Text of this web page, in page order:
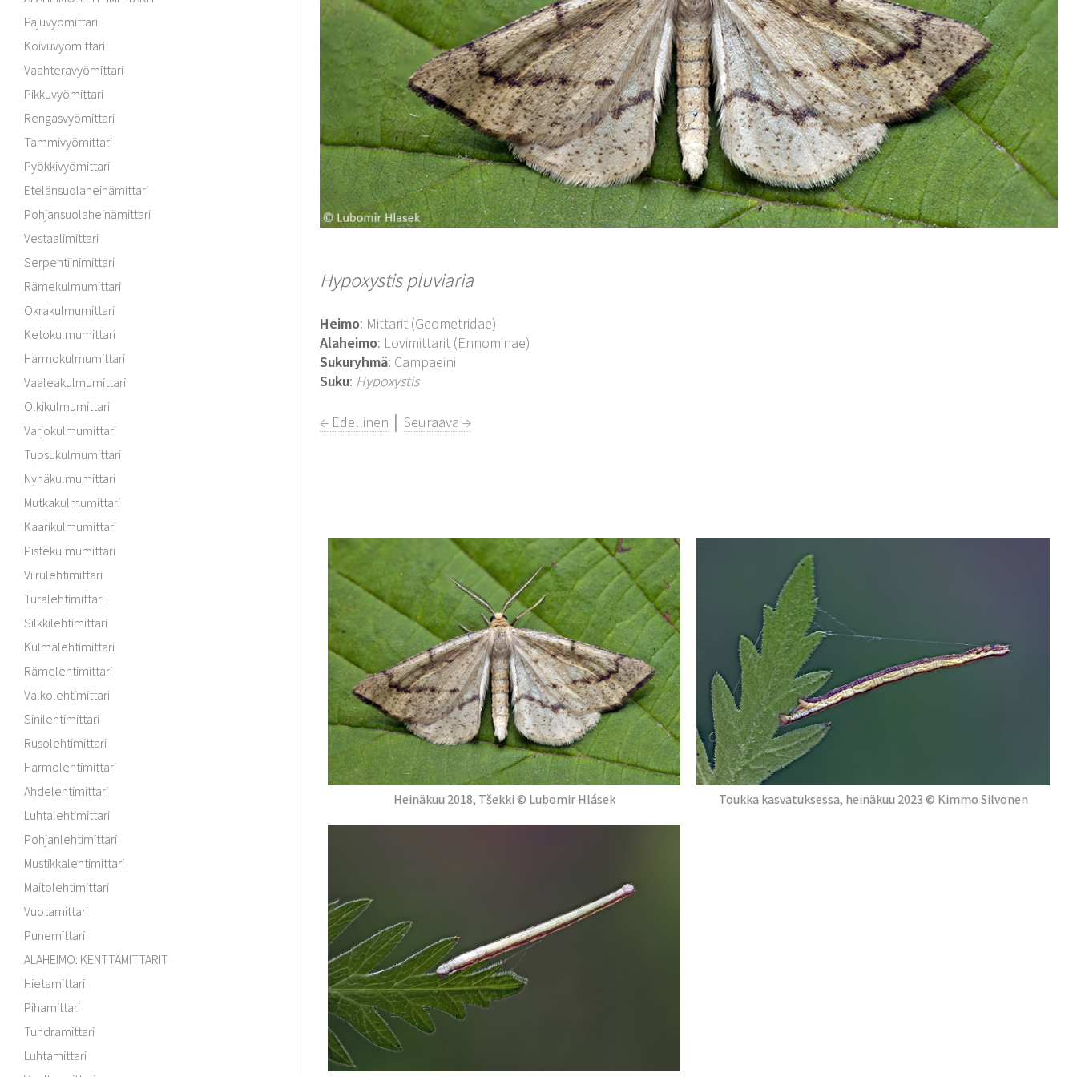
Pajuvyömittari
Koivuvyömittari
Vaahteravyömittari
Pikkuvyömittari
Rengasvyömittari
Tammivyömittari
Pyökkivyömittari
Etelänsuolaheinämittari
Pohjansuolaheinämittari
Vestaalimittari
Serpentiinimittari
Rämekulmumittari
Okrakulmumittari
Ketokulmumittari
Harmokulmumittari
Vaaleakulmumittari
Olkikulmumittari
Varjokulmumittari
Tupsukulmumittari
Nyhäkulmumittari
Mutkakulmumittari
Kaarikulmumittari
Pistekulmumittari
Viirulehtimittari
Turalehtimittari
Silkkilehtimittari
Kulmalehtimittari
Rämelehtimittari
Valkolehtimittari
Sinilehtimittari
Rusolehtimittari
Harmolehtimittari
Ahdelehtimittari
Luhtalehtimittari
Pohjanlehtimittari
Mustikkalehtimittari
Maitolehtimittari
Vuotamittari
Punemittari
ALAHEIMO: KENTTÄMITTARIT
Hietamittari
Pihamittari
Tundramittari
Luhtamittari
Hypoxystis pluviaria
Heimo: Mittarit (Geometridae)
Alaheimo: Lovimittarit (Ennominae)
Sukuryhmä: Campaeini
Suku: Hypoxystis
← Edellinen │Seuraava →
Heinäkuu 2018, Tšekki © Lubomir Hlásek Toukka kasvatuksessa, heinäkuu 2023 © Kimmo Silvonen